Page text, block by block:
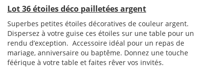
Lot 36 étoiles déco pailletées argent
Superbes petites étoiles décoratives de couleur argent.
Dispersez à votre guise ces étoiles sur une table pour un
rendu d’exception. Accessoire idéal pour un repas de
mariage, anniversaire ou baptême. Donnez une touche
féérique à votre table et faites rêver vos invités.